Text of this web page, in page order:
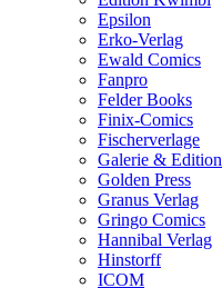
Epsilon
Erko-Verlag
Ewald Comics
Fanpro
Felder Books
Finix-Comics
Fischerverlage
Galerie & Edition
Golden Press
Granus Verlag
Gringo Comics
Hannibal Verlag
Hinstorff
ICOM